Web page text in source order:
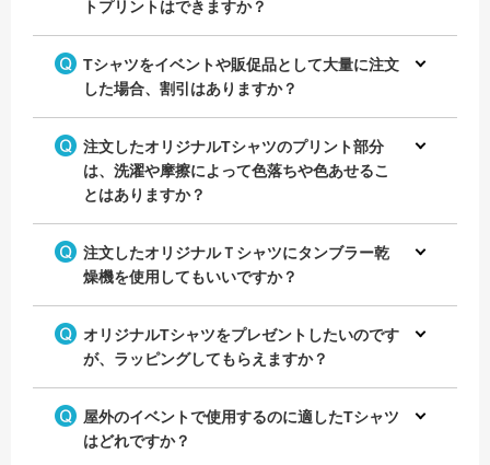
トプリントはできますか？
Tシャツをイベントや販促品として大量に注文
した場合、割引はありますか？
注文したオリジナルTシャツのプリント部分
は、洗濯や摩擦によって色落ちや色あせるこ
とはありますか？
注文したオリジナルＴシャツにタンブラー乾
燥機を使用してもいいですか？
オリジナルTシャツをプレゼントしたいのです
が、ラッピングしてもらえますか？
屋外のイベントで使用するのに適したTシャツ
はどれですか？